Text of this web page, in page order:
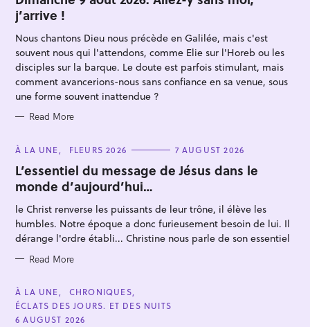
E
G
O
R
I
E
S
j’arrive !
Nous chantons Dieu nous précède en Galilée, mais c'est
souvent nous qui l'attendons, comme Elie sur l'Horeb ou les
disciples sur la barque. Le doute est parfois stimulant, mais
comment avancerions-nous sans confiance en sa venue, sous
une forme souvent inattendue ?
Read More
C
T
E
G
O
R
I
E
S
À LA UNE FLEURS 2026 7 AUGUST 2026
L’essentiel du message de Jésus dans le
monde d’aujourd’hui…
le Christ renverse les puissants de leur trône, il élève les
humbles. Notre époque a donc furieusement besoin de lui. Il
dérange l'ordre établi... Christine nous parle de son essentiel
Read More
C
A
T
E
À LA UNE
CHRONIQUES
ÉCLATS DES JOURS. ET DES NUITS
6 AUGUST 2026
S
h
f
o
r